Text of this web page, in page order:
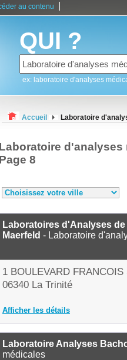
au contenu
QUI ?
ex: laboratoire d'analyses
Accueil Laboratoire
Laboratoire d'analyses
Page 8
Laboratoires d'Analyses
Maerfeld - Laboratoire
1 BOULEVARD FRANCOIS
06340 La Trinité
Afficher les détails
Laboratoire Analyses
médicales